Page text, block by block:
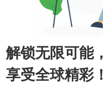
解锁无限可能，
享受全球精彩！